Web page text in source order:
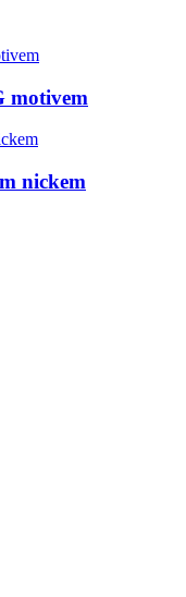
motivem
nickem